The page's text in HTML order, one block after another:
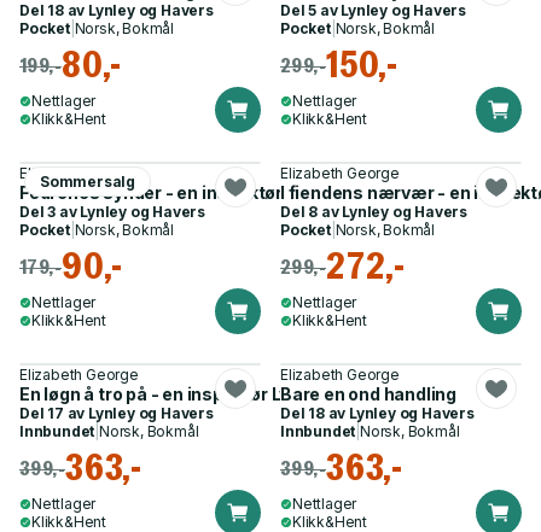
Del 18 av Lynley og Havers
Pocket| Norsk, Bokmål
199,-80,-
Nettlager
Klikk&Hent
Del 5 av Lynley og Havers
Pocket| Norsk, Bokmål
299,-150,-
Nettlager
Klikk&Hent
Sommersalg
Elizabeth George
Fedrenes synder - en inspektør Lynley krim
Del 3 av Lynley og Havers
Pocket| Norsk, Bokmål
179,-90,-
Nettlager
Klikk&Hent
Elizabeth George
I fiendens nærvær - en
Del 8 av Lynley og Havers
Pocket| Norsk, Bokmål
299,-272,-
Nettlager
Klikk&Hent
Elizabeth George
En løgn å tro på - en inspektør Lynley krim
Del 17 av Lynley og Havers
Innbundet |Norsk, Bokmål
399,-363,-
Nettlager
Klikk&Hent
Elizabeth George
Bare en ond handling
Del 18 av Lynley og Havers
Innbundet |Norsk, Bokmål
399,-363,-
Nettlager
Klikk&Hent